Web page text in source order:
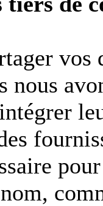
vos
nous